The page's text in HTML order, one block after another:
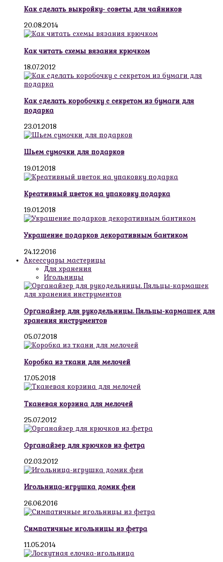
Как сделать выкройку- советы для чайников
20.08.2014
Как читать схемы вязания крючком
18.07.2012
Как сделать коробочку с секретом из бумаги для
подарка
23.01.2018
Шьем сумочки для подарков
19.01.2018
Креативный цветок на упаковку подарка
19.01.2018
Украшение подарков декоративным бантиком
24.12.2016
Аксессуары мастерицы
Для хранения
Игольницы
Органайзер для рукодельницы. Пяльцы-кармашек для
хранения инструментов
05.07.2018
Коробка из ткани для мелочей
17.05.2018
Тканевая корзина для мелочей
25.07.2012
Органайзер для крючков из фетра
02.03.2012
Игольница-игрушка домик феи
26.06.2016
Симпатичные игольницы из фетра
11.05.2014